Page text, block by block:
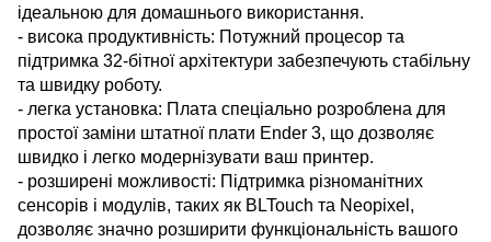
ідеальною для домашнього використання.
- висока продуктивність: Потужний процесор та
підтримка 32-бітної архітектури забезпечують стабільну
та швидку роботу.
- легка установка: Плата спеціально розроблена для
простої заміни штатної плати Ender 3, що дозволяє
швидко і легко модернізувати ваш принтер.
- розширені можливості: Підтримка різноманітних
сенсорів і модулів, таких як BLTouch та Neopixel,
дозволяє значно розширити функціональність вашого